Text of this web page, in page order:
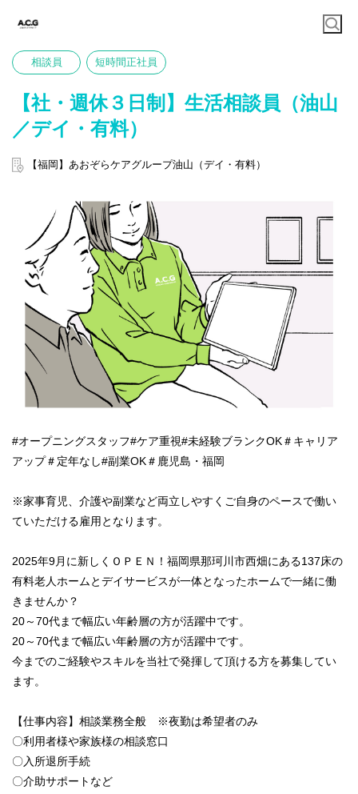
相談員 短時間正社員
【社・週休３日制】生活相談員（油山
／デイ・有料）
【福岡】あおぞらケアグループ油山（デイ・有料）
#オープニングスタッフ#ケア重視#未経験ブランクOK＃キャリア
アップ＃定年なし#副業OK＃鹿児島・福岡
※家事育児、介護や副業など両立しやすくご自身のペースで働い
ていただける雇用となります。
2025年9月に新しくＯＰＥＮ！福岡県那珂川市西畑にある137床の
有料老人ホームとデイサービスが一体となったホームで一緒に働
きませんか？
20～70代まで幅広い年齢層の方が活躍中です。
20～70代まで幅広い年齢層の方が活躍中です。
今までのご経験やスキルを当社で発揮して頂ける方を募集してい
ます。
【仕事内容】相談業務全般 ※夜勤は希望者のみ
〇利用者様や家族様の相談窓口
〇入所退所手続
〇介助サポートなど